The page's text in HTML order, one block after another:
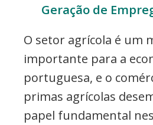
Geração de
O setor agrícola é um
importante para a
portuguesa, e o
primas agrícolas
papel fundamental